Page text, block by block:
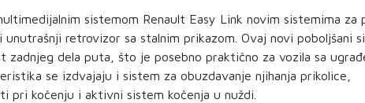
sistemom Renault Easy Link novim sistemima za
retrovizor sa stalnim prikazom. Ovaj novi poboljšani
zadnjeg dela puta, što je posebno praktično za vozila sa
se izdvajaju i sistem za obuzdavanje njihanja prikolice,
pri kočenju i aktivni sistem kočenja u nuždi.